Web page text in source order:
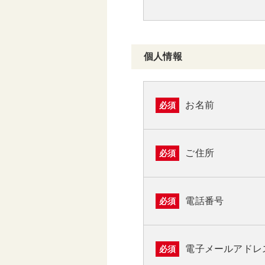
個人情報
必須 お名前
必須 ご住所
必須 電話番号
必須 電子メールアドレ